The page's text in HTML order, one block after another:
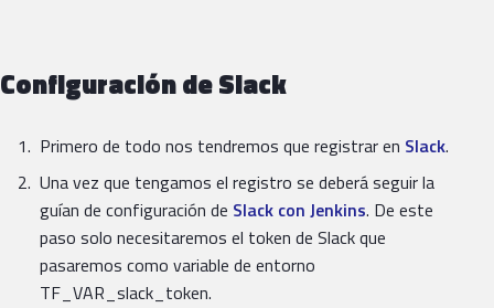
Configuración de Slack
Primero de todo nos tendremos que registrar en Slack.
Una vez que tengamos el registro se deberá seguir la
guían de configuración de Slack con Jenkins. De este
paso solo necesitaremos el token de Slack que
pasaremos como variable de entorno
TF_VAR_slack_token.